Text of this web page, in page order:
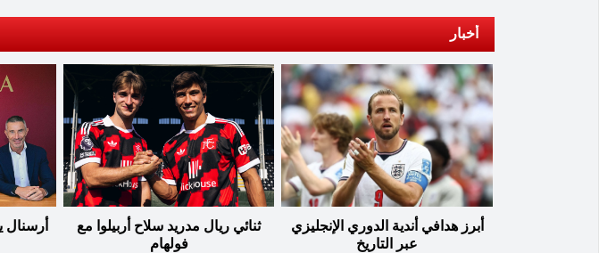
أخبار
أبرز هدافي أندية الدوري الإنجليزي
عبر التاريخ
ثنائي ريال مدريد سلاح أربيلوا مع
فولهام
أرسنال